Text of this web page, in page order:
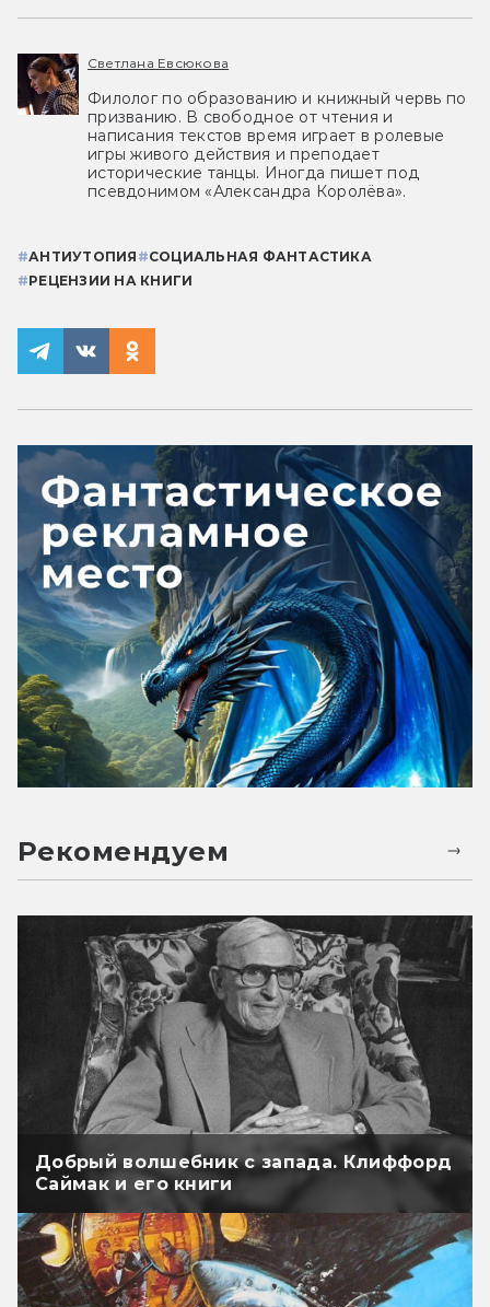
Светлана Евсюкова
Филолог по образованию и книжный червь по
призванию. В свободное от чтения и
написания текстов время играет в ролевые
игры живого действия и преподает
исторические танцы. Иногда пишет под
псевдонимом «Александра Королёва».
#АНТИУТОПИЯ #СОЦИАЛЬНАЯ ФАНТАСТИКА
#РЕЦЕНЗИИ НА КНИГИ
Рекомендуем
Добрый волшебник с запада. Клиффорд
Саймак и его книги